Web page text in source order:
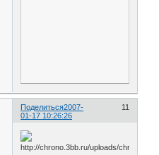
Поделиться 11
2007-
01-17 10:26:26